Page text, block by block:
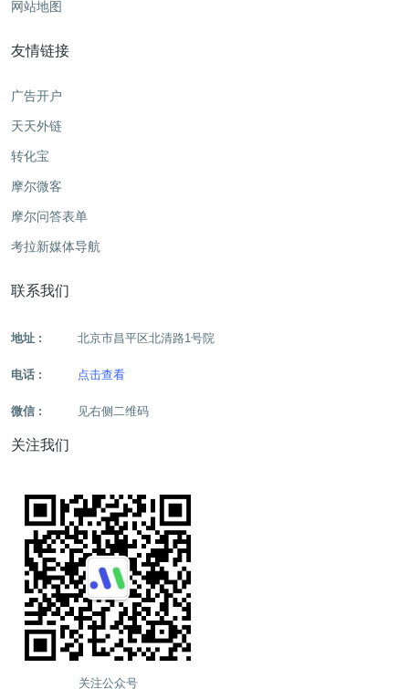
网站地图
友情链接
广告开户
天天外链
转化宝
摩尔微客
摩尔问答表单
考拉新媒体导航
联系我们
地址 : 北京市昌平区北清路1号院
电话 : 点击查看
微信 : 见右侧二维码
关注我们
关注公众号